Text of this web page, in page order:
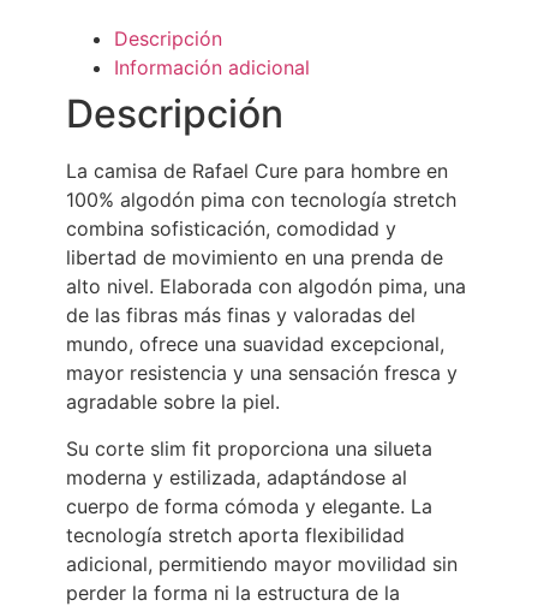
Descripción
Información adicional
Descripción
La camisa de Rafael Cure para hombre en
100% algodón pima con tecnología stretch
combina sofisticación, comodidad y
libertad de movimiento en una prenda de
alto nivel. Elaborada con algodón pima, una
de las fibras más finas y valoradas del
mundo, ofrece una suavidad excepcional,
mayor resistencia y una sensación fresca y
agradable sobre la piel.
Su corte slim fit proporciona una silueta
moderna y estilizada, adaptándose al
cuerpo de forma cómoda y elegante. La
tecnología stretch aporta flexibilidad
adicional, permitiendo mayor movilidad sin
perder la forma ni la estructura de la